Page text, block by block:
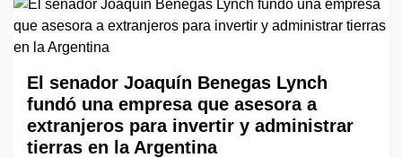
El senador Joaquín Benegas Lynch
fundó una empresa que asesora a
extranjeros para invertir y administrar
tierras en la Argentina